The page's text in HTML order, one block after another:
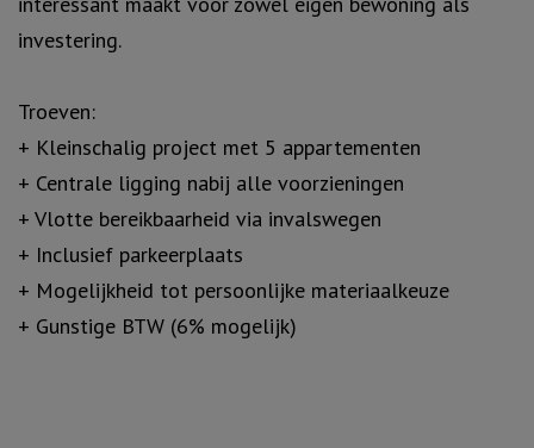
interessant maakt voor zowel eigen bewoning als
investering.
Troeven:
+ Kleinschalig project met 5 appartementen
+ Centrale ligging nabij alle voorzieningen
+ Vlotte bereikbaarheid via invalswegen
+ Inclusief parkeerplaats
+ Mogelijkheid tot persoonlijke materiaalkeuze
+ Gunstige BTW (6% mogelijk)